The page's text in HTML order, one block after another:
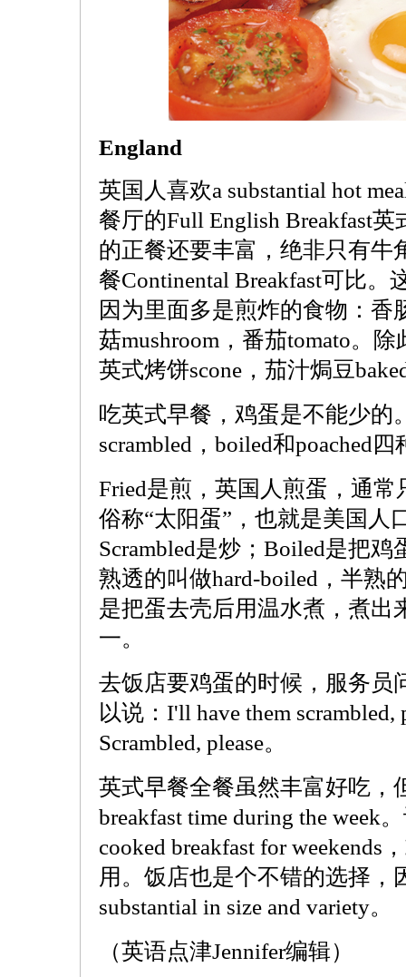
England
英国人喜欢a substantial hot
餐厅的Full English Breakfast
的正餐还要丰富，绝非只有牛
餐Continental Breakfast可比。
因为里面多是煎炸的食物：香
菇mushroom，番茄tomato。
英式烤饼scone，茄汁焗豆
吃英式早餐，鸡蛋是不能少的
scrambled，boiled和poached
Fried是煎，英国人煎蛋，通
俗称“太阳蛋”，也就是美国人
Scrambled是炒；Boiled是把
熟透的叫做hard-boiled，半熟
是把蛋去壳后用温水煮，煮出
一。
去饭店要鸡蛋的时候，服务员
以说：I'll have them
Scrambled, please。
英式早餐全餐虽然丰富好吃，
breakfast time during the week
cooked breakfast for weekends
用。饭店也是个不错的选择，
substantial in size and variety。
（英语点津Jennifer编辑）